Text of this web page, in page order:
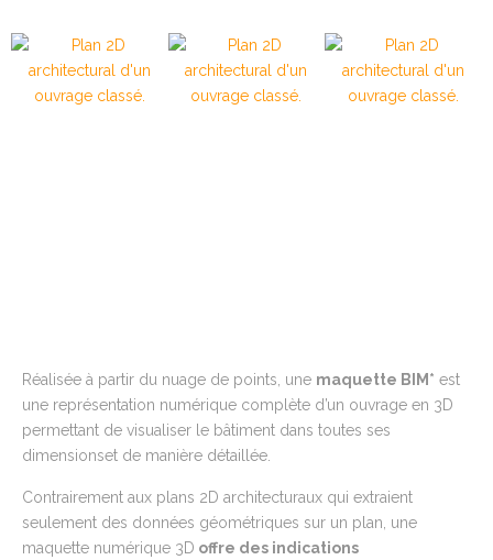
Réalisée à partir du nuage de points, une maquette BIM * est
une représentation numérique complète d’un ouvrage en 3D
permettant de visualiser le bâtiment dans toutes ses
dimensionset de manière détaillée.
Contrairement aux plans 2D architecturaux qui extraient
seulement des données géométriques sur un plan, une
maquette numérique 3D offre des indications